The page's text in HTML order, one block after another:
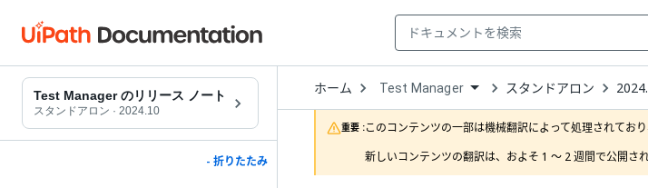
Test Manager のリリース ノート
スタンドアロン · 2024.10
- 折りたたみ
ホーム Open
Dropdown
to
choose
product
Test Manager スタンドアロン
重要 :このコンテンツの一部は機械翻訳によって処理されてお
新しいコンテンツの翻訳は、およそ 1 ～ 2 週間で公開され